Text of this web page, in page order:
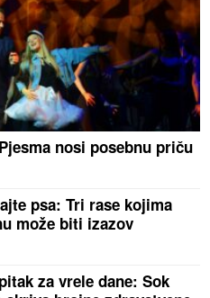
nosi posebnu priču
psa: Tri rase kojima
može biti izazov
za vrele dane: Sok